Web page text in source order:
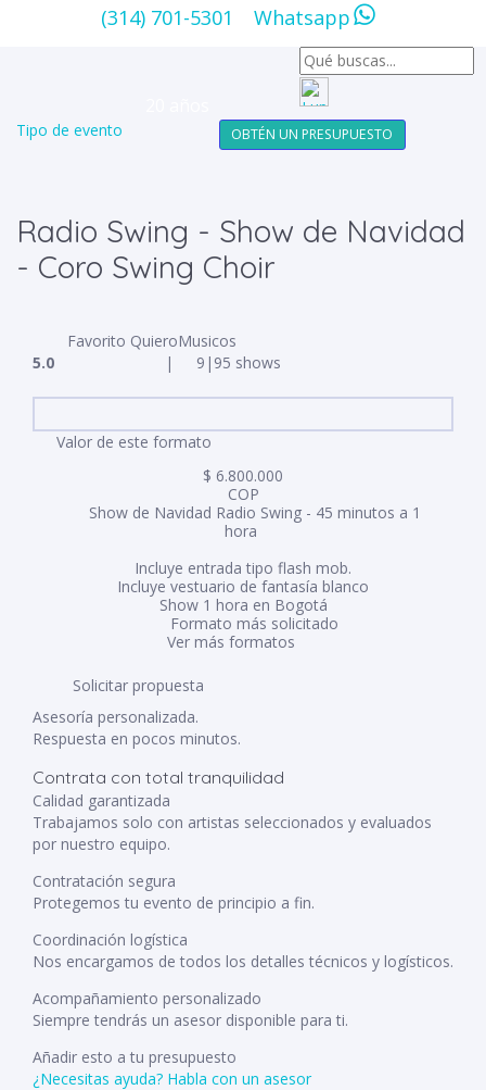
(314) 701-5301 Whatsapp
Tipo de evento OBTÉN UN PRESUPUESTO
Radio Swing - Show de Navidad
- Coro Swing Choir
Favorito QuieroMusicos
5.0
| 9 | 95 shows
Valor de este formato
$ 6.800.000
COP
Show de Navidad Radio Swing - 45 minutos a 1
hora
Incluye entrada tipo flash mob.
Incluye vestuario de fantasía blanco
Show 1 hora en Bogotá
Formato más solicitado
Ver más formatos
Solicitar propuesta
Asesoría personalizada.
Respuesta en pocos minutos.
Contrata con total tranquilidad
Calidad garantizada
Trabajamos solo con artistas seleccionados y evaluados
por nuestro equipo.
Contratación segura
Protegemos tu evento de principio a fin.
Coordinación logística
Nos encargamos de todos los detalles técnicos y logísticos.
Acompañamiento personalizado
Siempre tendrás un asesor disponible para ti.
Añadir esto a tu presupuesto
¿Necesitas ayuda? Habla con un asesor